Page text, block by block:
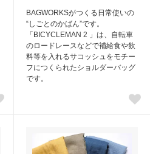
BAGWORKSがつくる日常使いの
“しごとのかばん”です。
「BICYCLEMAN 2 」は、自転車
のロードレースなどで補給食や飲
料等を入れるサコッシュをモチー
フにつくられたショルダーバッグ
です。